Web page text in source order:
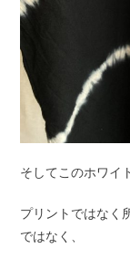
そしてこのホワイ
プリントではなく
ではなく、